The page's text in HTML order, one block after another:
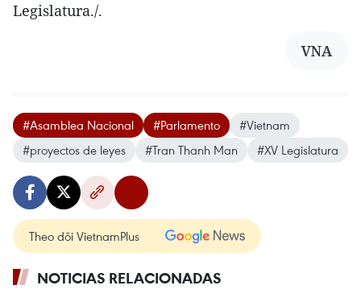
Legislatura./.
VNA
#Asamblea Nacional #Parlamento
#Vietnam
#proyectos de leyes
#Tran Thanh Man #XV Legislatura
Theo dõi VietnamPlus
NOTICIAS RELACIONADAS